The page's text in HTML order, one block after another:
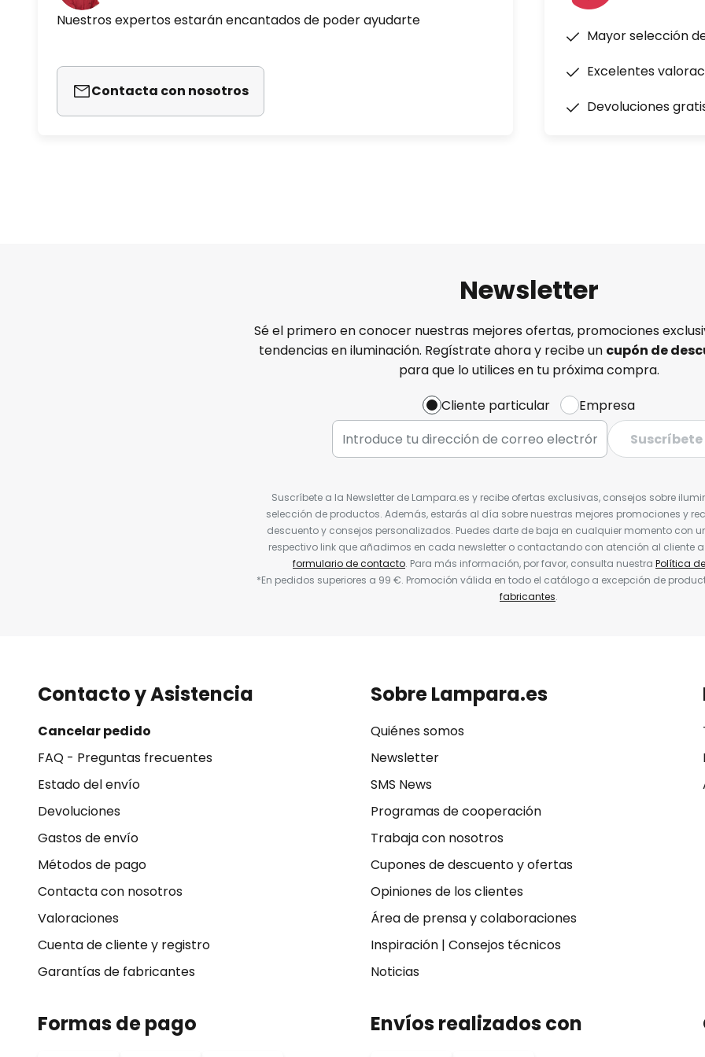
Nuestros expertos estarán encantados de poder ayudarte
Contacta con nosotros
Mayor selección
Excelentes
Devoluciones
Newsletter
Sé el primero en conocer nuestras mejores ofertas, promociones
tendencias en iluminación. Regístrate ahora y recibe un cupón de
para que lo utilices en tu próxima compra.
Cliente particular
Empresa
Suscríbete
Suscríbete a la Newsletter de Lampara.es y recibe ofertas exclusivas, consejos sobre
selección de productos. Además, estarás al día sobre nuestras mejores promociones y
descuento y consejos personalizados. Puedes darte de baja en cualquier momento con
respectivo link que añadimos en cada newsletter o contactando con atención al cliente
formulario de contacto. Para más información, por favor, consulta nuestra Política
*En pedidos superiores a 99 €. Promoción válida en todo el catálogo a excepción de
fabricantes.
Contacto y Asistencia
Cancelar pedido
FAQ - Preguntas frecuentes
Estado del envío
Devoluciones
Gastos de envío
Métodos de pago
Contacta con nosotros
Valoraciones
Cuenta de cliente y registro
Garantías de fabricantes
Sobre Lampara.es
Quiénes somos
Newsletter
SMS News
Programas de cooperación
Trabaja con nosotros
Cupones de descuento y ofertas
Opiniones de los clientes
Área de prensa y colaboraciones
Inspiración| Consejos técnicos
Noticias
Formas de pago Envíos realizados con